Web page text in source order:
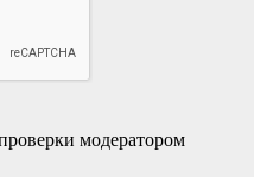
модератором